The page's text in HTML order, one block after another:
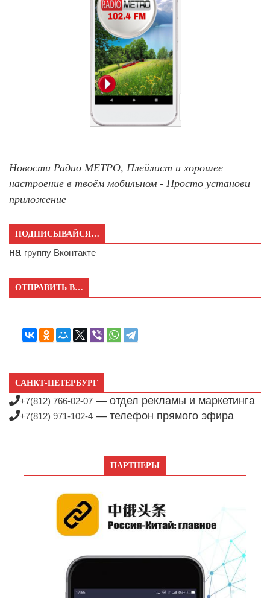
Новости Радио МЕТРО, Плейлист и хорошее
настроение в твоём мобильном - Просто установи
приложение
ПОДПИСЫВАЙСЯ…
на группу Вконтакте
ОТПРАВИТЬ В…
САНКТ-ПЕТЕРБУРГ
+7(812) 766-02-07 — отдел рекламы и маркетинга
+7(812) 971-102-4 — телефон прямого эфира
ПАРТНЕРЫ